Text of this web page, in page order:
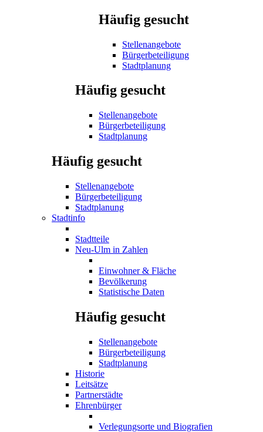
Häufig gesucht
Stellenangebote
Bürgerbeteiligung
Stadtplanung
Häufig gesucht
Stellenangebote
Bürgerbeteiligung
Stadtplanung
Häufig gesucht
Stellenangebote
Bürgerbeteiligung
Stadtplanung
Stadtinfo
Stadtteile
Neu-Ulm in Zahlen
Einwohner & Fläche
Bevölkerung
Statistische Daten
Häufig gesucht
Stellenangebote
Bürgerbeteiligung
Stadtplanung
Historie
Leitsätze
Partnerstädte
Ehrenbürger
Verlegungsorte und Biografien